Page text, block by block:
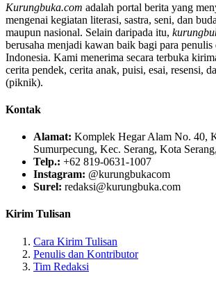
Kurungbuka.com adalah portal berita yang
mengenai kegiatan literasi, sastra, seni, dan
maupun nasional. Selain daripada itu,
berusaha menjadi kawan baik bagi para penulis
Indonesia. Kami menerima secara terbuka
cerita pendek, cerita anak, puisi, esai, resensi,
(piknik).
Kontak
Alamat: Komplek Hegar Alam No. 40,
Sumurpecung, Kec. Serang, Kota
Telp.: +62 819-0631-1007
Instagram: @kurungbukacom
Surel: redaksi@kurungbuka.com
Kirim Tulisan
Cara Kirim Tulisan
Penulis dan Kontributor
Tim Redaksi